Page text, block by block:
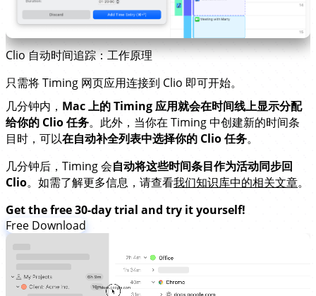
Clio 自动时间追踪：工作原理
只需将 Timing 网页应用连接到 Clio 即可开始。
几分钟内， Mac 上的 Timing 应用就会在时间线上显示分配
给你的 Clio 任务。此外，当你在 Timing 中创建新的时间条
目时，可以在自动补全列表中选择你的 Clio 任务。
几分钟后，Timing 会自动将这些时间条目作为活动同步回
Clio。如需了解更多信息，请查看我们知识库中的相关文章。
Get the free 30-day trial and try it yourself!
Free Download